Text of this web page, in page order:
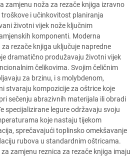
zamjenu noža za rezače knjiga izravno
i učinkovitost planiranja
životni vijek nože ključnim
komponenti. Moderna
rezače knjiga uključuje napredne
dramatično produžavaju životni vijek
čelikovima. Svojim čeličnim
za brzinu, i s molybdenom,
stvaraju kompozicije za oštrice koje
sečenju abrazivnih materijala ili obradi
specijalizirane legure održavaju svoju
koje nastaju tijekom
sprečavajući toplinsko omekšavanje
rubova u standardnim oštricama.
zamjenu reznica za rezače knjiga imaju